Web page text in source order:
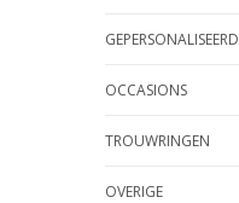
GEPERSONALISEERD
OCCASIONS
TROUWRINGEN
OVERIGE